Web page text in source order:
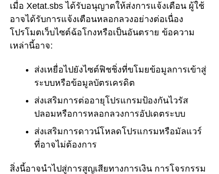
เมื่อ Xetat.sbs ได้รับอนุญาตให้ส่งการแจ้งเตือน ผู้ใช้
อาจได้รับการแจ้งเตือนหลอกลวงอย่างต่อเนื่อง
โปรโมตเว็บไซต์ฉ้อโกงหรือเป็นอันตราย ข้อความ
เหล่านี้อาจ:
ส่งเหยื่อไปยังไซต์ฟิชชิ่งที่ขโมยข้อมูลการเข้าสู่
ระบบหรือข้อมูลบัตรเครดิต
ส่งเสริมการต่ออายุโปรแกรมป้องกันไวรัส
ปลอมหรือการหลอกลวงการอัปเดตระบบ
ส่งเสริมการดาวน์โหลดโปรแกรมหรือมัลแวร์
ที่อาจไม่ต้องการ
สิ่งนี้อาจนำไปสู่การสูญเสียทางการเงิน การโจรกรรม